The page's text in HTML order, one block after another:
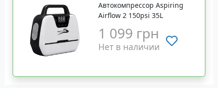
Автокомпрессор Aspiring
Airflow 2 150psi 35L
1 099 грн
Нет в наличии